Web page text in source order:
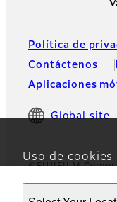
Uso de cookies
Este sitio web
Política de
Contáctenos
Aplicaciones
Global site
©FUJIFILM